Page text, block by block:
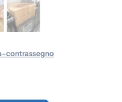
contrassegno